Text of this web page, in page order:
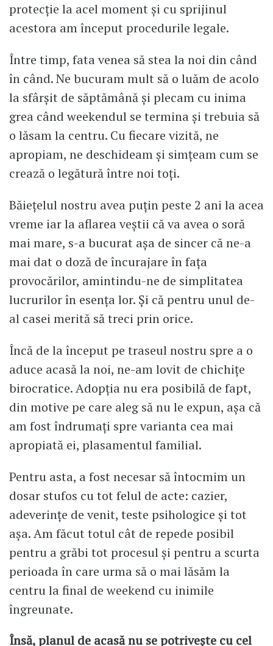
protecție la acel moment și cu sprijinul
acestora am început procedurile legale.
Între timp, fata venea să stea la noi din când
în când. Ne bucuram mult să o luăm de acolo
la sfârșit de săptămână și plecam cu inima
grea când weekendul se termina și trebuia să
o lăsam la centru. Cu fiecare vizită, ne
apropiam, ne deschideam și simțeam cum se
crează o legătură între noi toți.
Băiețelul nostru avea puțin peste 2 ani la acea
vreme iar la aflarea veștii că va avea o soră
mai mare, s-a bucurat așa de sincer că ne-a
mai dat o doză de încurajare în fața
provocărilor, amintindu-ne de simplitatea
lucrurilor în esența lor. Și că pentru unul de-
al casei merită să treci prin orice.
Încă de la început pe traseul nostru spre a o
aduce acasă la noi, ne-am lovit de chichițe
birocratice. Adopția nu era posibilă de fapt,
din motive pe care aleg să nu le expun, așa că
am fost îndrumați spre varianta cea mai
apropiată ei, plasamentul familial.
Pentru asta, a fost necesar să întocmim un
dosar stufos cu tot felul de acte: cazier,
adeverințe de venit, teste psihologice și tot
așa. Am făcut totul cât de repede posibil
pentru a grăbi tot procesul și pentru a scurta
perioada în care urma să o mai lăsăm la
centru la final de weekend cu inimile
îngreunate.
Însă, planul de acasă nu se potrivește cu cel